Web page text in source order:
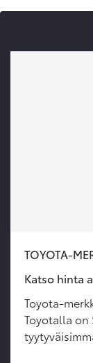
TOYOTA-
Katso hinta
Toyota-
Toyotalla